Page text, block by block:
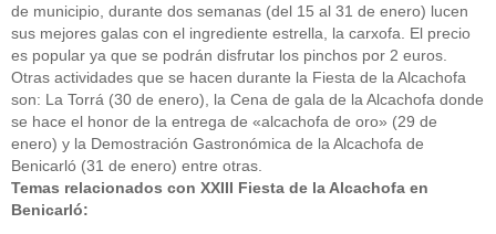
de municipio, durante dos semanas (del 15 al 31 de enero) lucen
sus mejores galas con el ingrediente estrella, la carxofa. El precio
es popular ya que se podrán disfrutar los pinchos por 2 euros.
Otras actividades que se hacen durante la Fiesta de la Alcachofa
son: La Torrá (30 de enero), la Cena de gala de la Alcachofa donde
se hace el honor de la entrega de «alcachofa de oro» (29 de
enero) y la Demostración Gastronómica de la Alcachofa de
Benicarló (31 de enero) entre otras.
Temas relacionados con XXIII Fiesta de la Alcachofa en
Benicarló: